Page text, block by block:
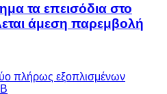
τα επεισόδια στο
άμεση παρεμβολή